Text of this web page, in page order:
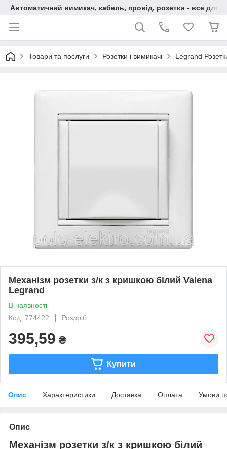
Автоматичний вимикач, кабель, провід, розетки - все для
Товари та послуги Розетки і вимикачі Legrand
Механізм розетки з/к з кришкою білий Valena
Legrand
В наявності
Код: 774422
Роздріб
395,59 ₴
Купити
Опис Характеристики Доставка Оплата Умови
Опис
Механізм розетки з/к з кришкою білий